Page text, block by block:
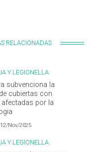
RELACIONADAS
Y LEGIONELLA
subvenciona la
cubiertas con
por la
Nov/2025
Y LEGIONELLA